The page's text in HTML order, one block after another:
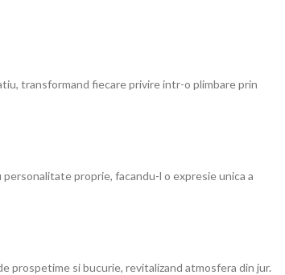
transformand fiecare privire intr-o plimbare prin
proprie, facandu-l o expresie unica a
prospetime si bucurie, revitalizand atmosfera din jur.